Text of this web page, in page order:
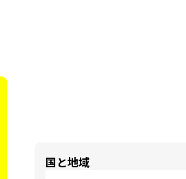
国と地域